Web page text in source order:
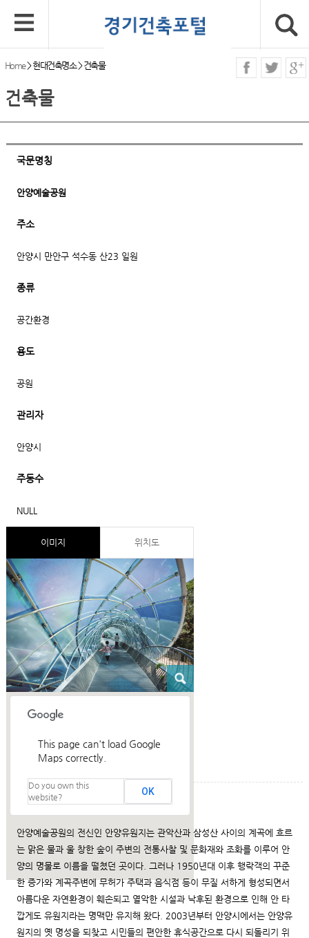
Home>현대건축명소>건축물
건축물
국문명칭
안양예술공원
주소
안양시 만안구 석수동 산23 일원
종류
공간환경
용도
공원
관리자
안양시
주동수
NULL
이미지 위치도
This page can't load Google
Maps correctly.
Do you own this
website?
OK
건축설명
안양예술공원의 전신인 안양유원지는 관악산과 삼성산 사이의 계곡에 흐르
는 맑은 물과 울 창한 숲이 주변의 전통사찰 및 문화재와 조화를 이루어 안
양의 명물로 이름을 떨쳤던 곳이다. 그러나 1950년대 이후 행락객의 꾸준
한 증가와 계곡주변에 무허가 주택과 음식점 등이 무질 서하게 형성되면서
아름다운 자연환경이 훼손되고 열악한 시설과 낙후된 환경으로 인해 안 타
깝게도 유원지라는 명맥만 유지해 왔다. 2003년부터 안양시에서는 안양유
원지의 옛 명성을 되찾고 시민들의 편안한 휴식공간으로 다시 되돌리기 위